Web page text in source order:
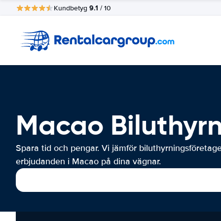
Kundbetyg 9.1 / 10
Macao
Spara tid och pengar. Vi jämför
erbjudanden i Macao på dina vägnar.